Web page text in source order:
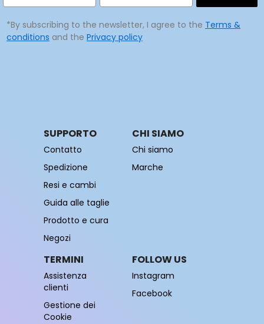
*By subscribing to the newsletter, I agree to the Terms &
conditions and the Privacy policy
SUPPORTO
Contatto
Spedizione
Resi e cambi
Guida alle taglie
Prodotto e cura
Negozi
CHI SIAMO
Chi siamo
Marche
TERMINI
Assistenza
clienti
Gestione dei
Cookie
FOLLOW US
Instagram
Facebook